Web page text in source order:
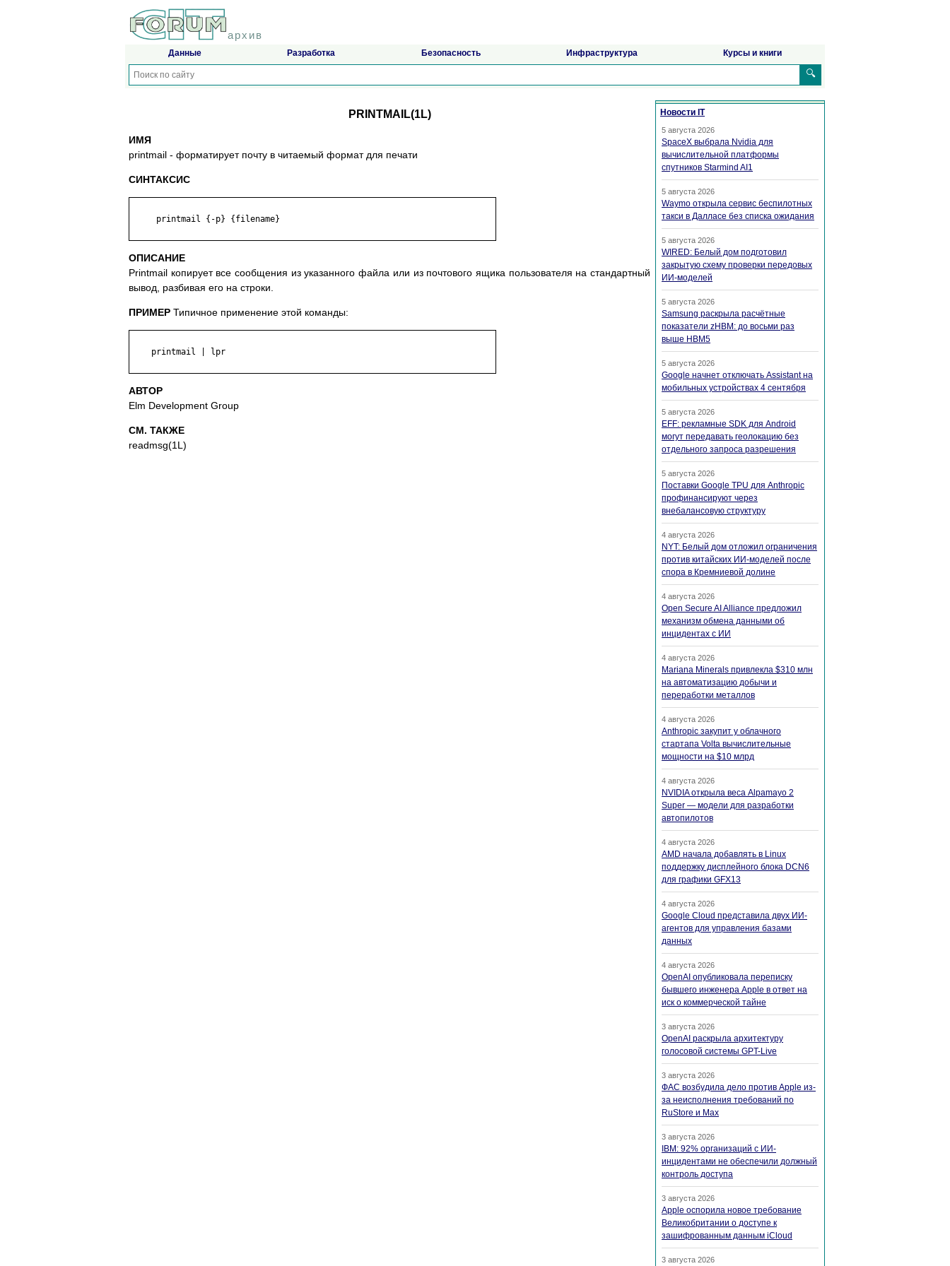
архив
Данные Разработка Безопасность Инфраструктура Курсы и книги
🔍
PRINTMAIL(1L)
ИМЯ
printmail - форматирует почту в читаемый формат для печати
СИНТАКСИС
     printmail {-p} {filename}
ОПИСАНИЕ
Printmail копирует все сообщения из указанного файла или из почтового ящика пользователя на стандартный
вывод, разбивая его на строки.
ПРИМЕР Типичное применение этой команды:
    printmail | lpr
АВТОР
Elm Development Group
СМ. ТАКЖЕ
readmsg(1L)
Новости IT
5 августа 2026
SpaceX выбрала Nvidia для
вычислительной платформы
спутников Starmind AI1
5 августа 2026
Waymo открыла сервис беспилотных
такси в Далласе без списка ожидания
5 августа 2026
WIRED: Белый дом подготовил
закрытую схему проверки передовых
ИИ-моделей
5 августа 2026
Samsung раскрыла расчётные
показатели zHBM: до восьми раз
выше HBM5
5 августа 2026
Google начнет отключать Assistant на
мобильных устройствах 4 сентября
5 августа 2026
EFF: рекламные SDK для Android
могут передавать геолокацию без
отдельного запроса разрешения
5 августа 2026
Поставки Google TPU для Anthropic
профинансируют через
внебалансовую структуру
4 августа 2026
NYT: Белый дом отложил ограничения
против китайских ИИ-моделей после
спора в Кремниевой долине
4 августа 2026
Open Secure AI Alliance предложил
механизм обмена данными об
инцидентах с ИИ
4 августа 2026
Mariana Minerals привлекла $310 млн
на автоматизацию добычи и
переработки металлов
4 августа 2026
Anthropic закупит у облачного
стартапа Volta вычислительные
мощности на $10 млрд
4 августа 2026
NVIDIA открыла веса Alpamayo 2
Super — модели для разработки
автопилотов
4 августа 2026
AMD начала добавлять в Linux
поддержку дисплейного блока DCN6
для графики GFX13
4 августа 2026
Google Cloud представила двух ИИ-
агентов для управления базами
данных
4 августа 2026
OpenAI опубликовала переписку
бывшего инженера Apple в ответ на
иск о коммерческой тайне
3 августа 2026
OpenAI раскрыла архитектуру
голосовой системы GPT-Live
3 августа 2026
ФАС возбудила дело против Apple из-
за неисполнения требований по
RuStore и Max
3 августа 2026
IBM: 92% организаций с ИИ-
инцидентами не обеспечили должный
контроль доступа
3 августа 2026
Apple оспорила новое требование
Великобритании о доступе к
зашифрованным данным iCloud
3 августа 2026